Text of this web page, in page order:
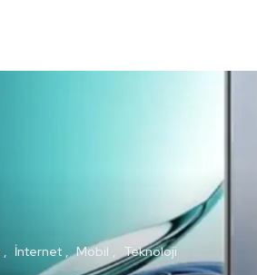
İnternet Mobil Teknoloji